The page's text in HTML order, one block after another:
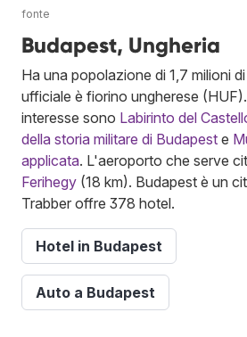
fonte
Budapest, Ungheria
Ha una popolazione di 1,7 milioni
ufficiale è fiorino ungherese
interesse sono Labirinto del
della storia militare di Budapest e
applicata. L'aeroporto che serve
Ferihegy (18 km). Budapest è un
Trabber offre 378 hotel.
Hotel in Budapest
Auto a Budapest